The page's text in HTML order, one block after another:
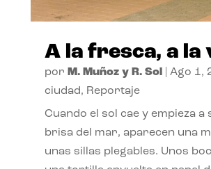
A la fresca, a la
por M. Muñoz y R. Sol| Ago 1,
ciudad, Reportaje
Cuando el sol cae y empieza a
brisa del mar, aparecen una
unas sillas plegables. Unos